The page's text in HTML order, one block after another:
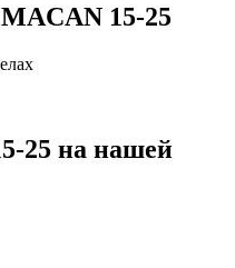
15-25
25 на нашей